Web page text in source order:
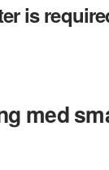
is
med